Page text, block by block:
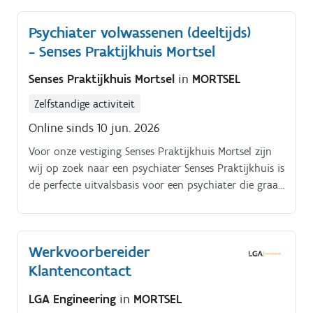
Psychiater volwassenen (deeltijds)
- Senses Praktijkhuis Mortsel
Senses Praktijkhuis Mortsel in MORTSEL
Zelfstandige activiteit
Online sinds 10 jun. 2026
Voor onze vestiging Senses Praktijkhuis Mortsel zijn
wij op zoek naar een psychiater Senses Praktijkhuis is
de perfecte uitvalsbasis voor een psychiater die graag
groepspraktijk Senses bestaat uit een divers team van
artsen, psychologen en psychotherapeuten,
seksuologen, loopbaancoaches, echtscheidings- en
osteopaten, kinesitherapeuten, chiropractor,
Werkvoorbereider
Klantencontact
LGA Engineering in MORTSEL